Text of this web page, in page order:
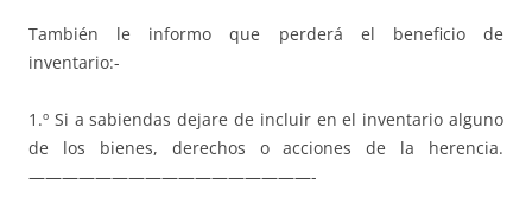
También le informo que perderá el beneficio de
inventario:-
1.º Si a sabiendas dejare de incluir en el inventario alguno
de los bienes, derechos o acciones de la herencia.
—————————————————-